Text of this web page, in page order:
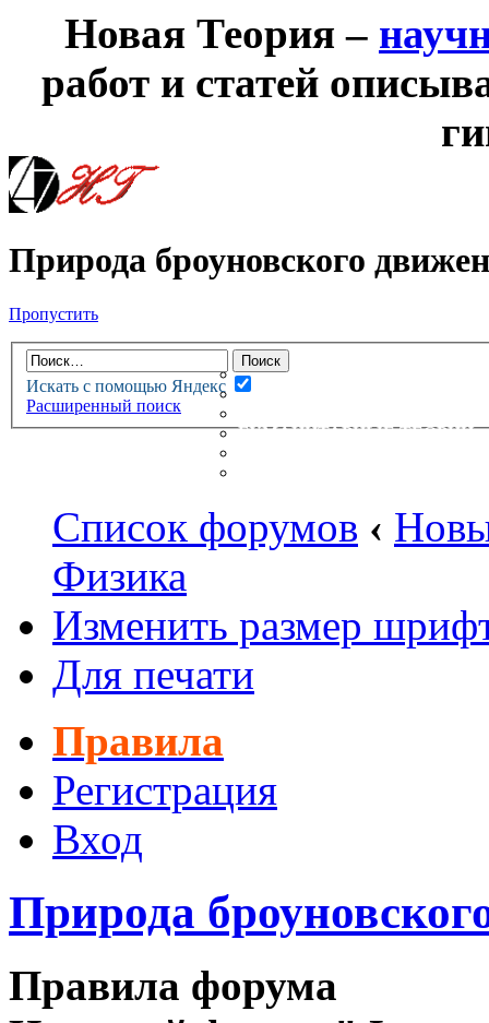
Новая Теория –
работ и статей
Природа броуновского
Пропустить
Искать с помощью Яндекс
Расширенный поиск
НОВАЯ ТЕОРИЯФОРУМ
НОВЫЕ СООБЩЕНИЯ
НЕПРОЧИТАННЫЕ
ГУМАНИТАРНЫЕ ТЕОРИИ
Список форумов ‹
Физика
Изменить размер
Для печати
Правила
Регистрация
Вход
Природа
Правила форума